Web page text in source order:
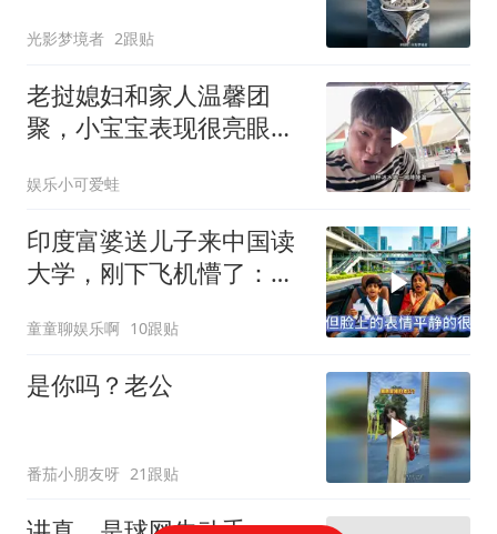
光影梦境者 2跟贴
老挝媳妇和家人温馨团
聚，小宝宝表现很亮眼，
娱乐小可爱蛙
印度富婆送儿子来中国读
大学，刚下飞机懵了：这
童童聊娱乐啊 10跟贴
是你吗？老公
番茄小朋友呀 21跟贴